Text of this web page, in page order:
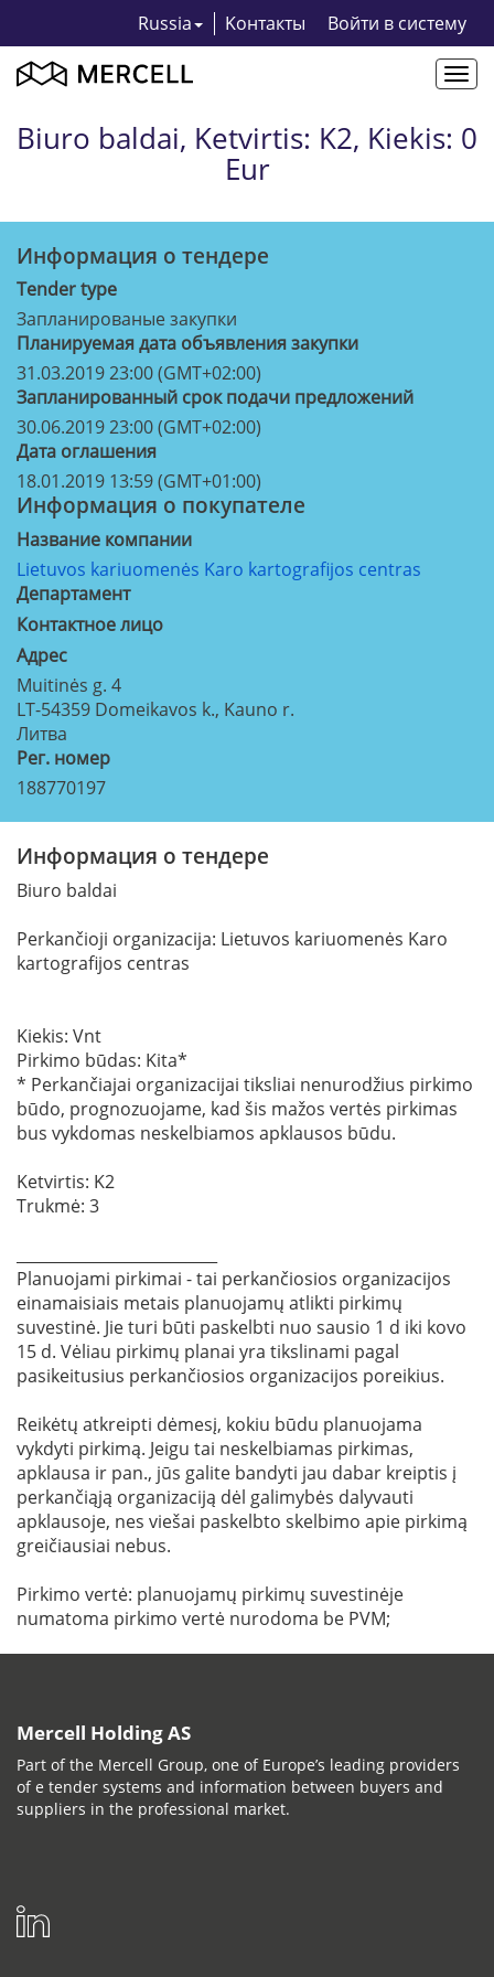
Russia Kонтакты Bойти в систему
Biuro baldai, Ketvirtis: K2, Kiekis: 0
Eur
Информация о тендерe
Tender type
Запланированые закупки
Планируемая дата объявления закупки
31.03.2019 23:00 (GMT+02:00)
Запланированный срок подачи предложений
30.06.2019 23:00 (GMT+02:00)
Дата оглашения
18.01.2019 13:59 (GMT+01:00)
Информация о покупателе
Название компании
Lietuvos kariuomenės Karo kartografijos centras
Департамент
Контактное лицо
Aдрес
Muitinės g. 4
LT-54359 Domeikavos k., Kauno r.
Литва
Рег. номер
188770197
Информация о тендере
Biuro baldai
Perkančioji organizacija: Lietuvos kariuomenės Karo
kartografijos centras
Kiekis: Vnt
Pirkimo būdas: Kita*
* Perkančiajai organizacijai tiksliai nenurodžius pirkimo
būdo, prognozuojame, kad šis mažos vertės pirkimas
bus vykdomas neskelbiamos apklausos būdu.
Ketvirtis: K2
Trukmė: 3
Planuojami pirkimai - tai perkančiosios organizacijos
einamaisiais metais planuojamų atlikti pirkimų
suvestinė. Jie turi būti paskelbti nuo sausio 1 d iki kovo
15 d. Vėliau pirkimų planai yra tikslinami pagal
pasikeitusius perkančiosios organizacijos poreikius.
Reikėtų atkreipti dėmesį, kokiu būdu planuojama
vykdyti pirkimą. Jeigu tai neskelbiamas pirkimas,
apklausa ir pan., jūs galite bandyti jau dabar kreiptis į
perkančiąją organizaciją dėl galimybės dalyvauti
apklausoje, nes viešai paskelbto skelbimo apie pirkimą
greičiausiai nebus.
Pirkimo vertė: planuojamų pirkimų suvestinėje
numatoma pirkimo vertė nurodoma be PVM;
Mercell Holding AS
Part of the Mercell Group, one of Europe’s leading providers
of e tender systems and information between buyers and
suppliers in the professional market.